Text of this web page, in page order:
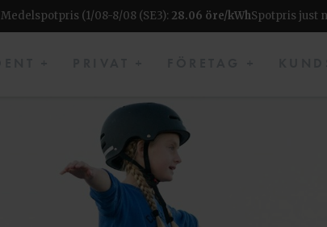
Medelspotpris (1/08-8/08 (SE3): 28.06 öre/kWhSpotpris just